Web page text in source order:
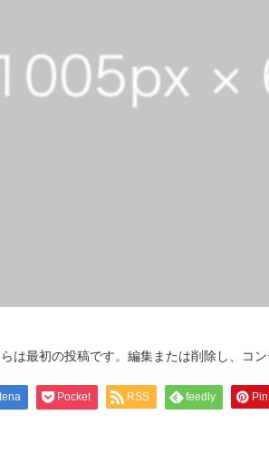
は最初の投稿です。編集または削除し、コン
Pocket RSS feedly